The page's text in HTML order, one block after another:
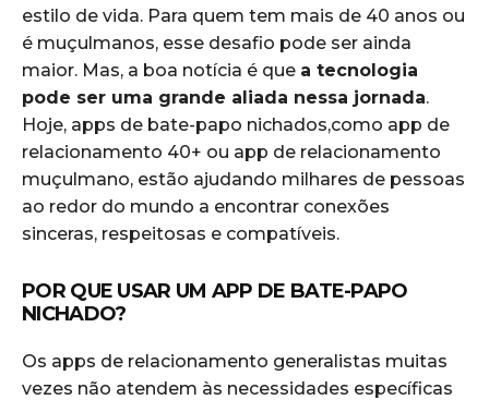
estilo de vida. Para quem tem mais de 40 anos ou
é muçulmanos, esse desafio pode ser ainda
maior. Mas, a boa notícia é que a tecnologia
pode ser uma grande aliada nessa jornada.
Hoje, apps de bate-papo nichados,como app de
relacionamento 40+ ou app de relacionamento
muçulmano, estão ajudando milhares de pessoas
ao redor do mundo a encontrar conexões
sinceras, respeitosas e compatíveis.
POR QUE USAR UM APP DE BATE-PAPO
NICHADO?
Os apps de relacionamento generalistas muitas
vezes não atendem às necessidades específicas